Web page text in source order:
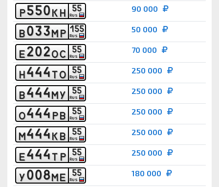
Р550КН 55
RUS
90 000
В033МР 155
RUS
50 000
Е202ОС 55
RUS
70 000
Н444ТО 55
RUS
250 000
В444МУ 55
RUS
250 000
О444РВ 55
RUS
250 000
М444КВ 55
RUS
250 000
Е444Т Р 55
RUS
250 000
У008МЕ 55
RUS
180 000